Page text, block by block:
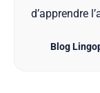
d’apprendre
que ce soit
Blog